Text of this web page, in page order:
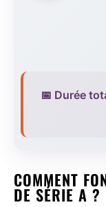
📅 Durée
COMMENT
DE SÉRIE A ?